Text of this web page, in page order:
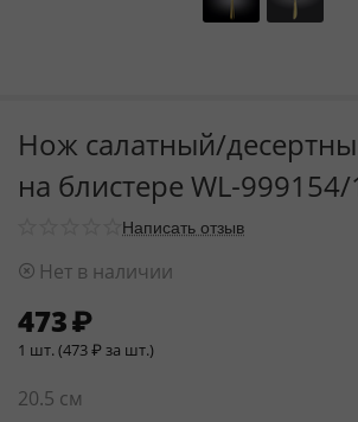
Нож салатный/
на блистере WL‑999154/
Написать отзыв
Нет в наличии
473₽
1 шт. (473₽за шт.)
20.5 см